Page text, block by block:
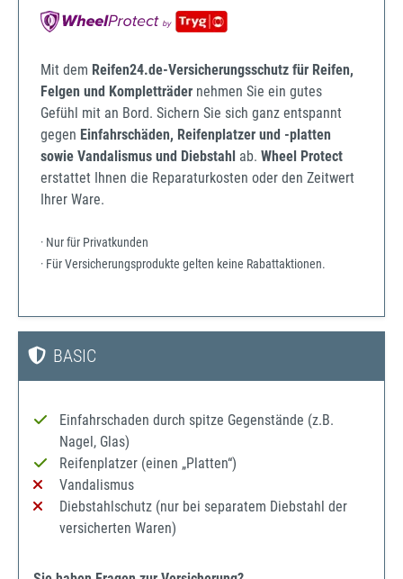
Mit dem Reifen24.de-Versicherungsschutz für Reifen,
Felgen und Kompletträder nehmen Sie ein gutes
Gefühl mit an Bord. Sichern Sie sich ganz entspannt
gegen Einfahrschäden, Reifenplatzer und -platten
sowie Vandalismus und Diebstahl ab. Wheel Protect
erstattet Ihnen die Reparaturkosten oder den Zeitwert
Ihrer Ware.
· Nur für Privatkunden
· Für Versicherungsprodukte gelten keine Rabattaktionen.
BASIC
Einfahrschaden durch spitze Gegenstände (z.B.
Nagel, Glas)
Reifenplatzer (einen „Platten“)
Vandalismus
Diebstahlschutz (nur bei separatem Diebstahl der
versicherten Waren)